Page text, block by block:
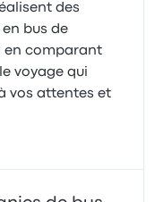
des
bus de
en comparant
voyage qui
vos attentes et